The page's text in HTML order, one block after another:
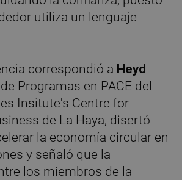
utiliza un lenguaje
correspondió a Heyd
Programas en PACE del
Insitute's Centre for
de La Haya, disertó
la economía circular en
y señaló que la
los miembros de la